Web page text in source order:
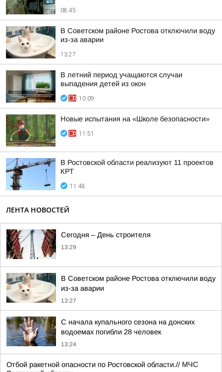
08:45
В Советском районе Ростова отключили воду
из-за аварии
13:27
В летний период учащаются случаи
выпадения детей из окон
10:09
Новые испытания на «Школе безопасности»
11:51
В Ростовской области реализуют 11 проектов
КРТ
11:48
ЛЕНТА НОВОСТЕЙ
Сегодня – День строителя
13:29
В Советском районе Ростова отключили воду
из-за аварии
13:27
С начала купального сезона на донских
водоемах погибли 28 человек
13:24
Отбой ракетной опасности по Ростовской области.// МЧС